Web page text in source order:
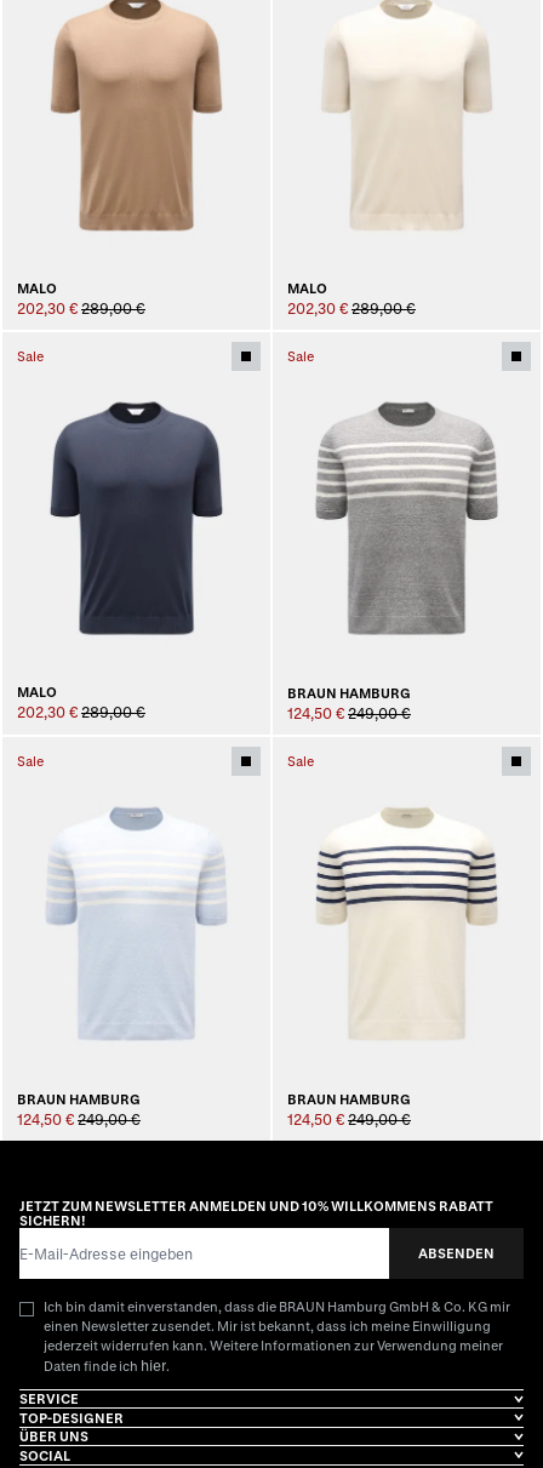
MALO
202,30 € 289,00 €
MALO
202,30 € 289,00 €
Sale
MALO
202,30 € 289,00 €
Sale
BRAUN HAMBURG
124,50 € 249,00 €
Sale
BRAUN HAMBURG
124,50 € 249,00 €
Sale
BRAUN HAMBURG
124,50 € 249,00 €
JETZT ZUM NEWSLETTER ANMELDEN UND 10% WILLKOMMENS RABATT
SICHERN!
ABSENDEN
Ich bin damit einverstanden, dass die BRAUN Hamburg GmbH & Co. KG mir
einen Newsletter zusendet. Mir ist bekannt, dass ich meine Einwilligung
jederzeit widerrufen kann. Weitere Informationen zur Verwendung meiner
Daten finde ich hier.
SERVICE
TOP-DESIGNER
ÜBER UNS
SOCIAL